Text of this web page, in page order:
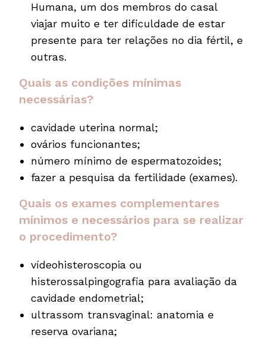
Humana, um dos membros do casal
viajar muito e ter dificuldade de estar
presente para ter relações no dia fértil, e
outras.
Quais as condições mínimas
necessárias?
cavidade uterina normal;
ovários funcionantes;
número mínimo de espermatozoides;
fazer a pesquisa da fertilidade (exames).
Quais os exames complementares
mínimos e necessários para se realizar
o procedimento?
vídeohisteroscopia ou
histerossalpingografia para avaliação da
cavidade endometrial;
ultrassom transvaginal: anatomia e
reserva ovariana;